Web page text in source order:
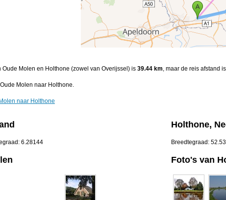
Molen en Holthone (zowel van Overijssel) is 39.44 km, maar de reis afstand is
Molen naar Holthone.
naar Holthone
6.28144
Holthone,
Breedtegraad:
Foto's van